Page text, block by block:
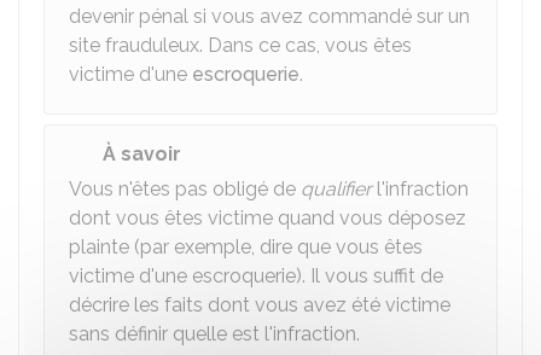
devenir pénal si vous avez commandé sur un
site frauduleux. Dans ce cas, vous êtes
victime d'une escroquerie.
À savoir
Vous n'êtes pas obligé de qualifierl'infraction
dont vous êtes victime quand vous déposez
plainte (par exemple, dire que vous êtes
victime d'une escroquerie). Il vous suffit de
décrire les faits dont vous avez été victime
sans définir quelle est l'infraction.